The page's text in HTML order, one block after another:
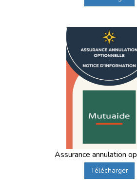
Assurance annulation
Télécharger